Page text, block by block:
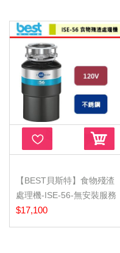
【BEST貝斯特】食物殘渣
處理機-ISE-56-無安裝服務
$17,100